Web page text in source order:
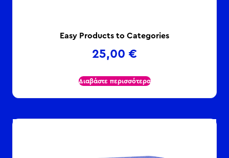
Easy Products to Categories
25,00 €
Διαβάστε περισσότερα